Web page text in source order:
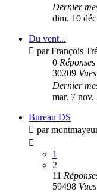
Dernier
dim. 10
Du vent...
parFrançois
0 Réponses
30209 Vues
Dernier
mar. 7
Bureau DS
par
1
2
11
59498 Vues